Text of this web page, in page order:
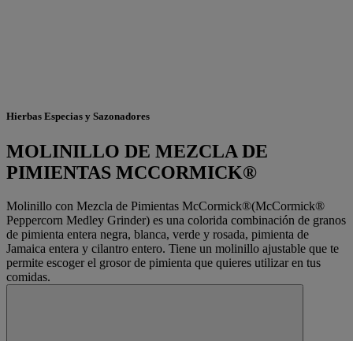
Hierbas Especias y Sazonadores
MOLINILLO DE MEZCLA DE
PIMIENTAS MCCORMICK®
Molinillo con Mezcla de Pimientas McCormick®(McCormick®
Peppercorn Medley Grinder) es una colorida combinación de granos
de pimienta entera negra, blanca, verde y rosada, pimienta de
Jamaica entera y cilantro entero. Tiene un molinillo ajustable que te
permite escoger el grosor de pimienta que quieres utilizar en tus
comidas.